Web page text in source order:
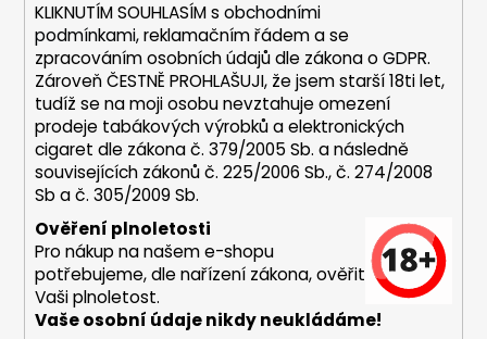
KLIKNUTÍM SOUHLASÍM s obchodními
podmínkami,reklamačním řádem a se
zpracováním osobních údajů dle zákona oGDPR.
Zároveň ČESTNĚ PROHLAŠUJI, že jsem starší 18ti let,
tudíž se na moji osobu nevztahuje omezení
prodeje tabákových výrobků a elektronických
cigaret dle zákona č. 379/2005 Sb. a následně
souvisejících zákonů č. 225/2006 Sb., č. 274/2008
Sb a č. 305/2009 Sb.
Ověření plnoletosti
Pro nákup na našem e-shopu
potřebujeme, dle nařízení zákona, ověřit
Vaši plnoletost.
Vaše osobní údaje nikdy neukládáme!